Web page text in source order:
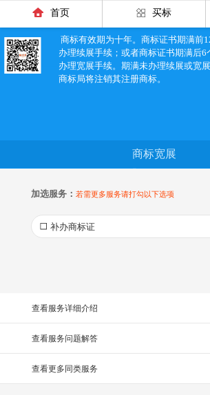
首页 买标
商标宽展
商标有效期为十年。商标证书期满前
办理续展手续；或者商标证书期满后6
办理宽展手续。期满未办理续展或宽
商标局将注销其注册商标。
加选服务： 若需更多服务请打勾以下选项
补办商标证
查看服务详细介绍
查看服务问题解答
查看更多同类服务